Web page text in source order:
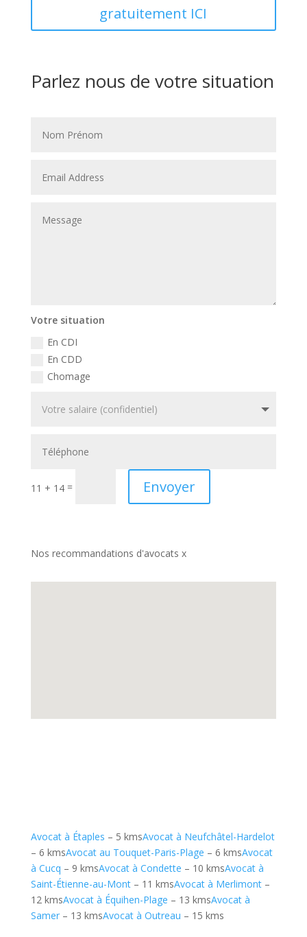
gratuitement ICI
Parlez nous de votre situation
Votre situation
En CDI
En CDD
Chomage
11 + 14= Envoyer
Nos recommandations d'avocats x
Avocat à Étaples – 5 kmsAvocat à Neufchâtel-Hardelot
– 6 kmsAvocat au Touquet-Paris-Plage – 6 kmsAvocat
à Cucq – 9 kmsAvocat à Condette – 10 kmsAvocat à
Saint-Étienne-au-Mont– 11 kmsAvocat à Merlimont–
12 kmsAvocat à Équihen-Plage – 13 kmsAvocat à
Samer– 13 kmsAvocat à Outreau – 15 kms